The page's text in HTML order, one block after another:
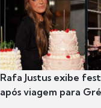
Rafa Justus exibe
após viagem para